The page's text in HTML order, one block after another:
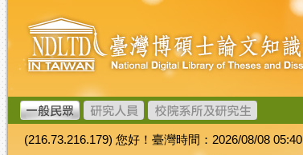
跳
到
主
要
內
容
臺
灣
博
碩
士
論
文
加
(216.73.216.179) 您好！臺灣時間：2026/08/08 05:40